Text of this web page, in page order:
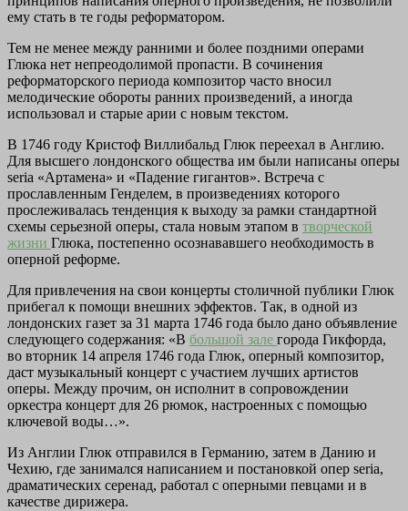
ему стать в те годы реформатором.
Тем не менее между ранними и более поздними операми
Глюка нет непреодолимой пропасти. В сочинения
реформаторского периода композитор часто вносил
мелодические обороты ранних произведений, а иногда
использовал и старые арии с новым текстом.
В 1746 году Кристоф Виллибальд Глюк переехал в Англию.
Для высшего лондонского общества им были написаны оперы
seria «Артамена» и «Падение гигантов». Встреча с
прославленным Генделем, в произведениях которого
прослеживалась тенденция к выходу за рамки стандартной
схемы серьезной оперы, стала новым этапом в творческой
жизни Глюка, постепенно осознававшего необходимость в
оперной реформе.
Для привлечения на свои концерты столичной публики Глюк
прибегал к помощи внешних эффектов. Так, в одной из
лондонских газет за 31 марта 1746 года было дано объявление
следующего содержания: «В большой зале города Гикфорда,
во вторник 14 апреля 1746 года Глюк, оперный композитор,
даст музыкальный концерт с участием лучших артистов
оперы. Между прочим, он исполнит в сопровождении
оркестра концерт для 26 рюмок, настроенных с помощью
ключевой воды…».
Из Англии Глюк отправился в Германию, затем в Данию и
Чехию, где занимался написанием и постановкой опер seria,
драматических серенад, работал с оперными певцами и в
качестве дирижера.